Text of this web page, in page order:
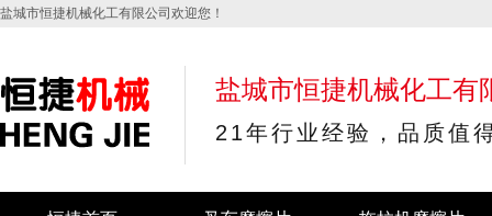
盐城市恒捷机械化工有限公司欢迎您！
盐城市恒捷机械化工有
21年行业经验，品质值